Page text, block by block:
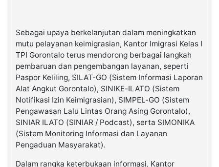
Sebagai upaya berkelanjutan dalam meningkatkan
mutu pelayanan keimigrasian, Kantor Imigrasi Kelas I
TPI Gorontalo terus mendorong berbagai langkah
pembaruan dan pengembangan layanan, seperti
Paspor Keliling, SILAT-GO (Sistem Informasi Laporan
Alat Angkut Gorontalo), SINIKE-ILATO (Sistem
Notifikasi Izin Keimigrasian), SIMPEL-GO (Sistem
Pengawasan Lalu Lintas Orang Asing Gorontalo),
SINIAR ILATO (SINIAR / Podcast), serta SIMONIKA
(Sistem Monitoring Informasi dan Layanan
Pengaduan Masyarakat).
Dalam rangka keterbukaan informasi, Kantor